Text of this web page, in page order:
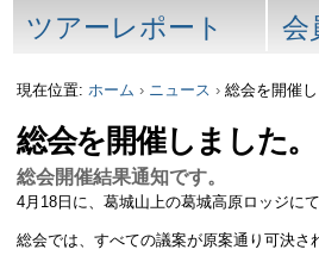
ツ
飛
ぶ
|
ナ
索
ク
ョ
ン
ツアーレポート
会
現在位置: ホーム › ニュース › 総会を開催し
総会を開催しました。
総会開催結果通知です。
4月18日に、葛城山上の葛城高原ロッジに
総会では、すべての議案が原案通り可決